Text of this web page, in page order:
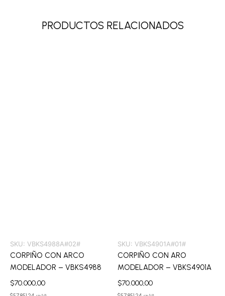
PRODUCTOS RELACIONADOS
SKU: VBKS4988A#02#
CORPIÑO CON ARCO
MODELADOR – VBKS4988
$70.000,00
SKU: VBKS4901A#01#
CORPIÑO CON ARO
MODELADOR – VBKS4901A
$70.000,00